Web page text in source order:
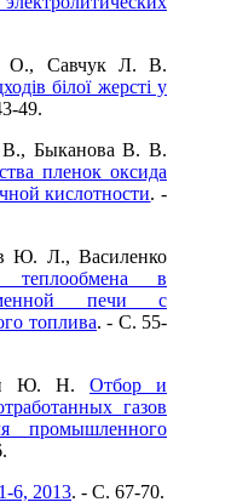
О., Савчук Л. В.
білої жерсті у
49.
Быканова В. В.
пленок оксида
кислотности. -
Ю. Л., Василенко
теплообмена в
печи с
топлива. - C. 55-
Ю. Н. Отбор и
газов
промышленного
6, 2013. - C. 67-70.